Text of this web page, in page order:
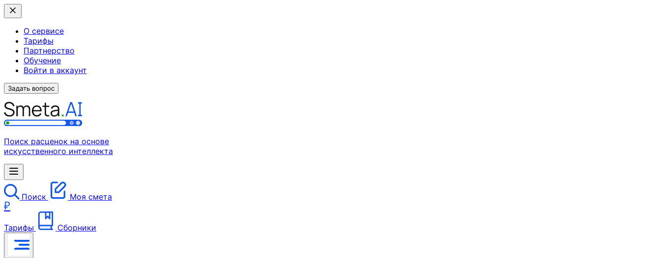
О сервисе
Тарифы
Партнерство
Обучение
Войти в аккаунт
Задать вопрос
Поиск расценок на основе
искусственного интеллекта
Поиск Моя смета
₽
Тарифы Сборники